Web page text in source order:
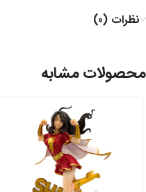
نظرات (0)
محصولات مشابه